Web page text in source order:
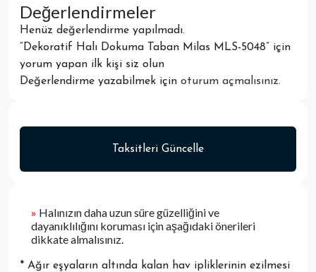
Değerlendirmeler
Henüz değerlendirme yapılmadı.
“Dekoratif Halı Dokuma Taban Milas MLS-5048” için
yorum yapan ilk kişi siz olun
Değerlendirme yazabilmek için oturum açmalısınız.
Taksitleri Güncelle
» Halınızın daha uzun süre güzelliğini ve
dayanıklılığını koruması için aşağıdaki önerileri
dikkate almalısınız.
* Ağır eşyaların altında kalan hav ipliklerinin ezilmesi